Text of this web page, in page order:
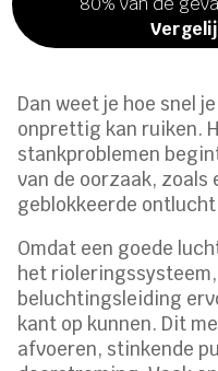
Dan weet je hoe snel
onprettig kan ruiken.
stankproblemen
van de oorzaak,
geblokkeerde
Omdat een goede
het
beluchtingsleiding
kant op kunnen. Dit
afvoeren, stinkende